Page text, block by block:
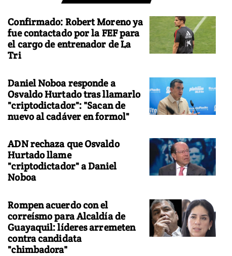
Confirmado: Robert Moreno ya
fue contactado por la FEF para
el cargo de entrenador de La
Tri
Daniel Noboa responde a
Osvaldo Hurtado tras llamarlo
"criptodictador": "Sacan de
nuevo al cadáver en formol"
ADN rechaza que Osvaldo
Hurtado llame
"criptodictador" a Daniel
Noboa
Rompen acuerdo con el
correísmo para Alcaldía de
Guayaquil: líderes arremeten
contra candidata
"chimbadora"